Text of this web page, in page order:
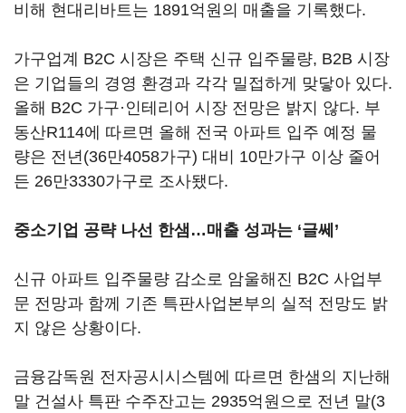
비해 현대리바트는 1891억원의 매출을 기록했다.
가구업계 B2C 시장은 주택 신규 입주물량, B2B 시장
은 기업들의 경영 환경과 각각 밀접하게 맞닿아 있다.
올해 B2C 가구·인테리어 시장 전망은 밝지 않다. 부
동산R114에 따르면 올해 전국 아파트 입주 예정 물
량은 전년(36만4058가구) 대비 10만가구 이상 줄어
든 26만3330가구로 조사됐다.
중소기업 공략 나선 한샘…매출 성과는 ‘글쎄’
신규 아파트 입주물량 감소로 암울해진 B2C 사업부
문 전망과 함께 기존 특판사업본부의 실적 전망도 밝
지 않은 상황이다.
금융감독원 전자공시시스템에 따르면 한샘의 지난해
말 건설사 특판 수주잔고는 2935억원으로 전년 말(3